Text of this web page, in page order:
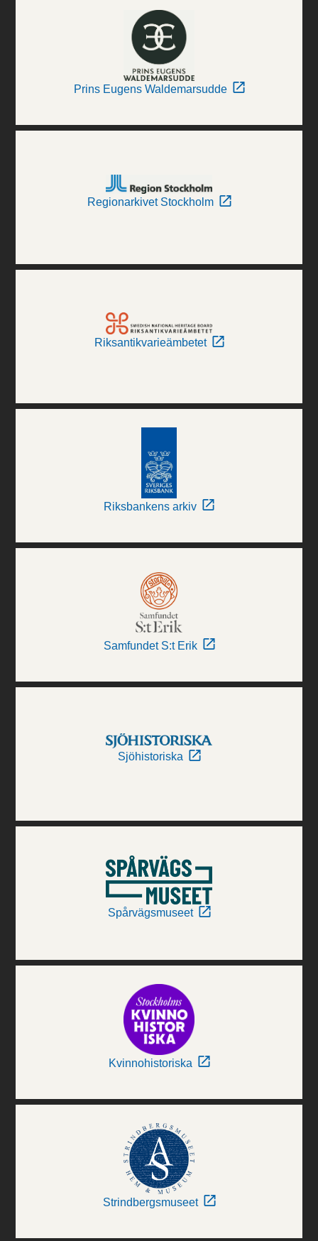
Prins Eugens Waldemarsudde
Regionarkivet Stockholm
Riksantikvarieämbetet
Riksbankens arkiv
Samfundet S:t Erik
Sjöhistoriska
Spårvägsmuseet
Kvinnohistoriska
Strindbergsmuseet